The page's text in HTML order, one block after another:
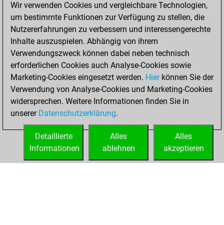
BeautyScore of 24
Fritz
achieved a new Elo
of 1595
Donnerstag,
Dezember 10,
2020
You created
your Fritz account
Wir verwenden Cookies und vergleichbare Technologien,
um bestimmte Funktionen zur Verfügung zu stellen, die
Nutzererfahrungen zu verbessern und interessengerechte
Inhalte auszuspielen. Abhängig von ihrem
Verwendungszweck können dabei neben technisch
erforderlichen Cookies auch Analyse-Cookies sowie
Marketing-Cookies eingesetzt werden. Hierkönnen Sie der
Verwendung von Analyse-Cookies und Marketing-Cookies
widersprechen. Weitere Informationen finden Sie in
unserer Datenschutzerklärung.
Alles
akzeptieren
Alles
ablehnen
Detaillierte
Informationen